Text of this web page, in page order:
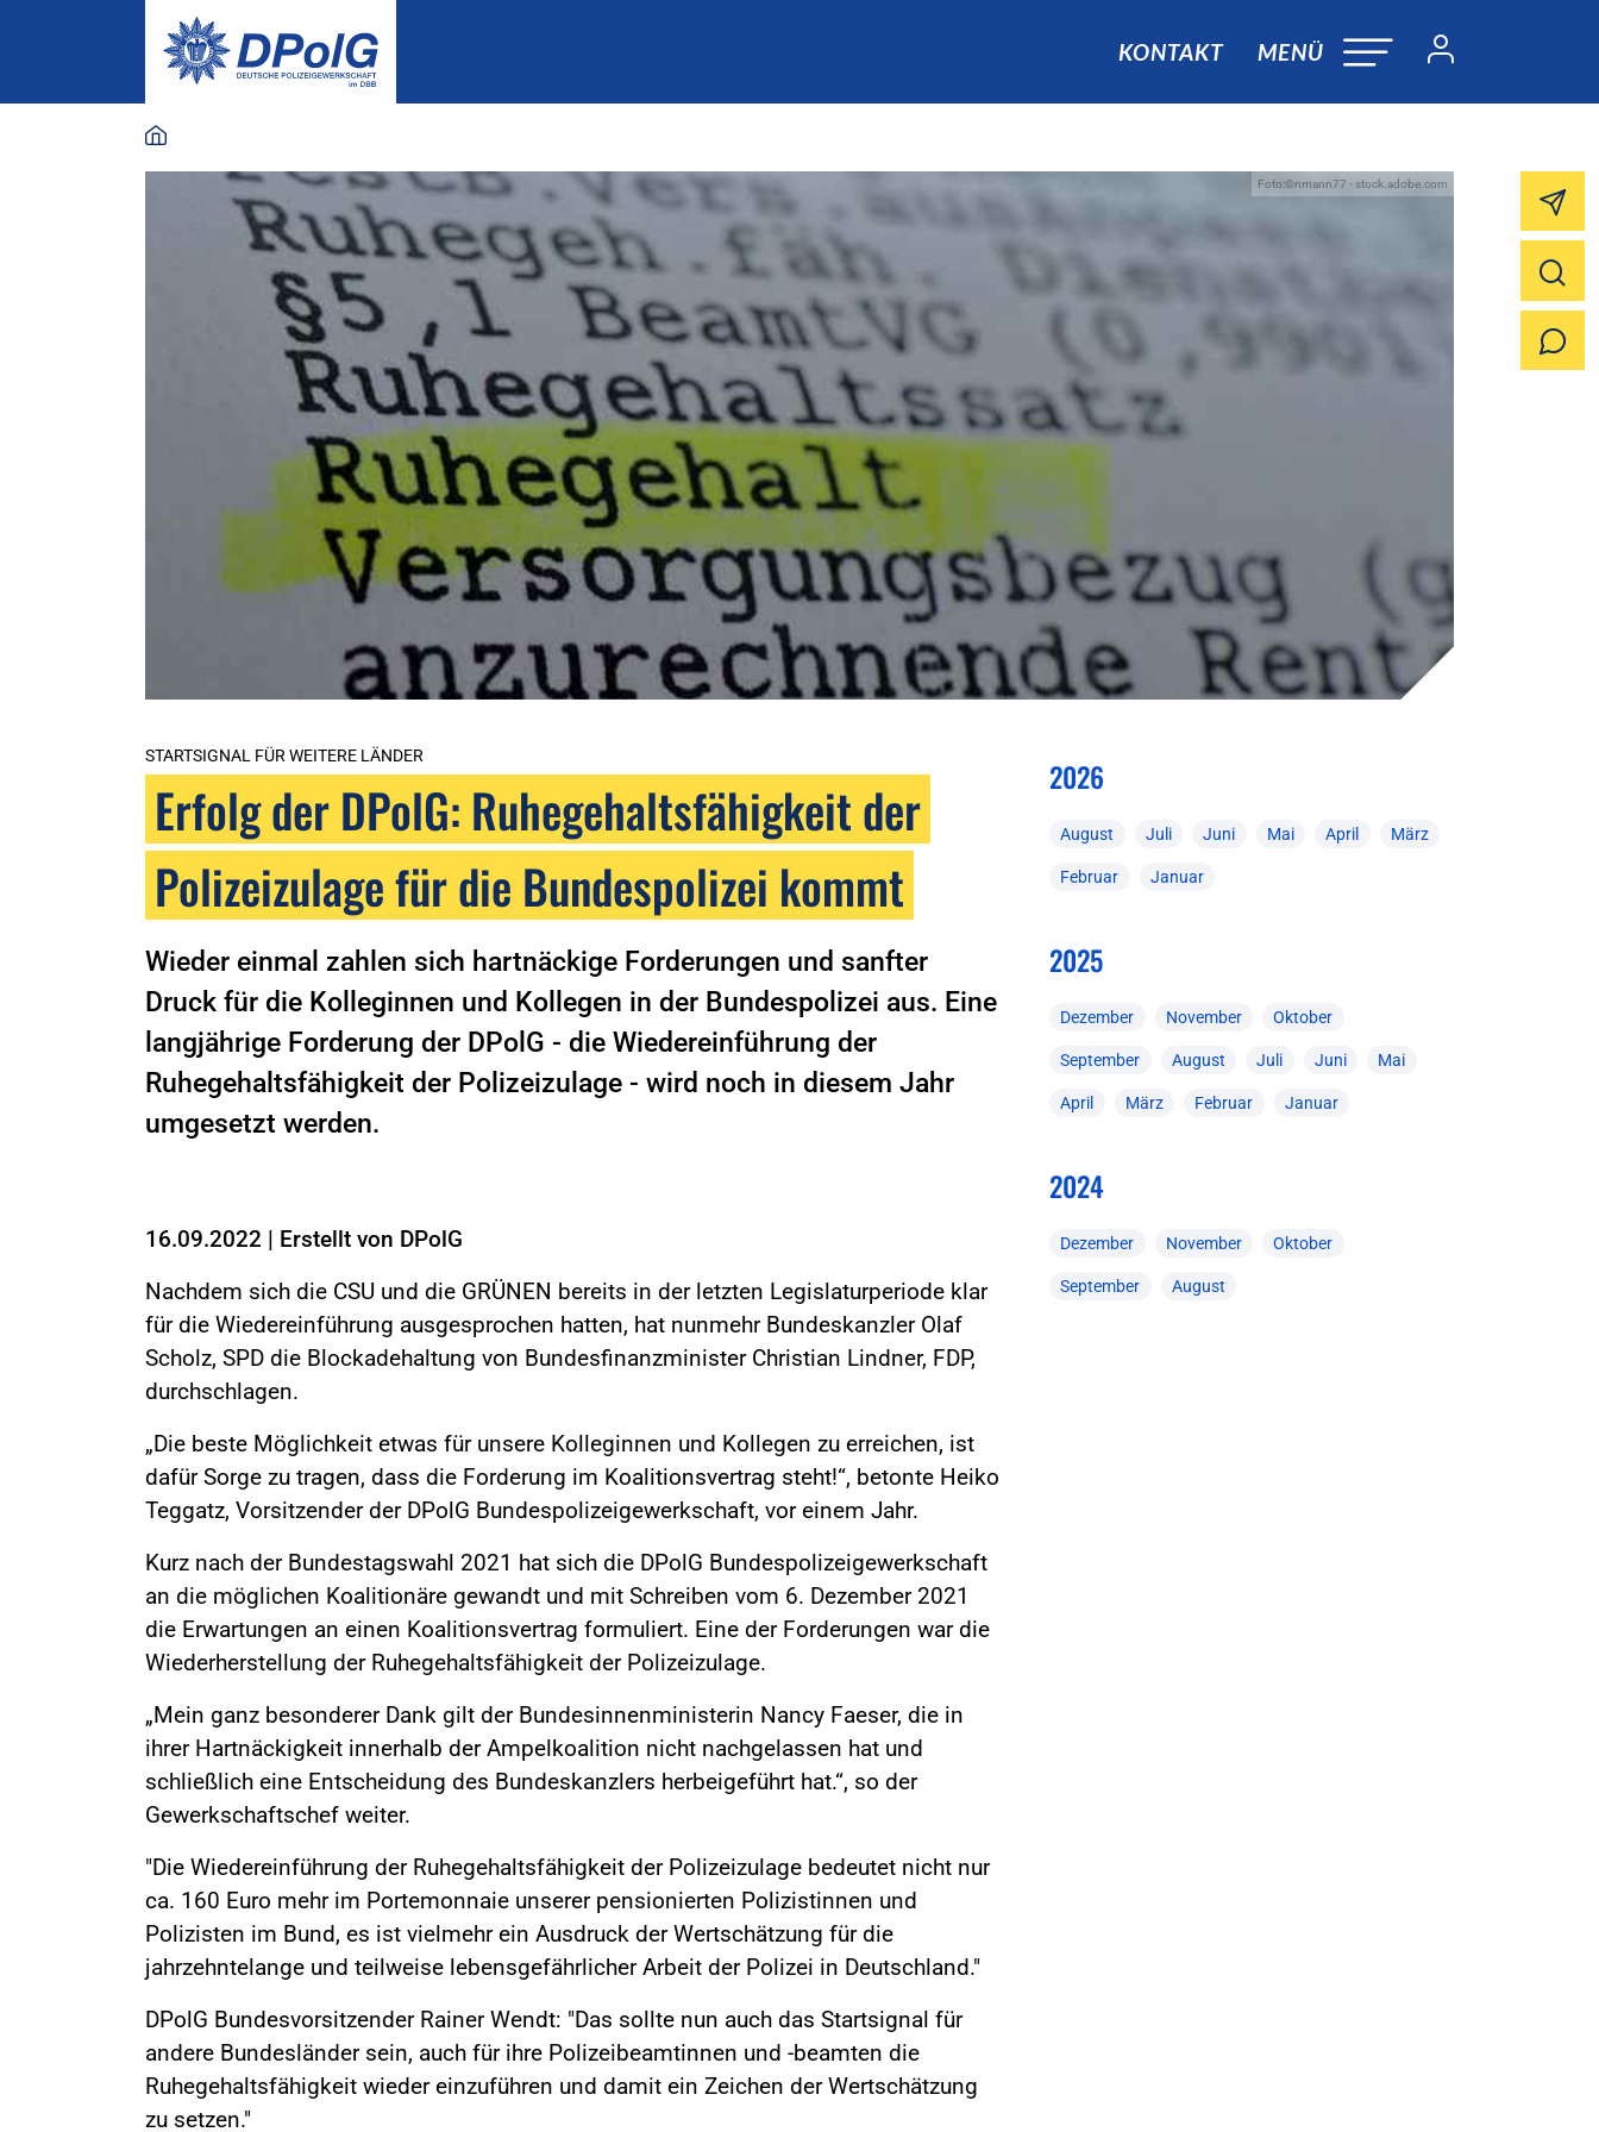
KONTAKT MENÜ
Foto:©nmann77 - stock.adobe.com
STARTSIGNAL FÜR WEITERE LÄNDER
Erfolg der DPolG: Ruhegehaltsfähigkeit der
Polizeizulage für die Bundespolizei kommt
Wieder einmal zahlen sich hartnäckige Forderungen und sanfter
Druck für die Kolleginnen und Kollegen in der Bundespolizei aus. Eine
langjährige Forderung der DPolG - die Wiedereinführung der
Ruhegehaltsfähigkeit der Polizeizulage - wird noch in diesem Jahr
umgesetzt werden.
16.09.2022 | Erstellt von DPolG
Nachdem sich die CSU und die GRÜNEN bereits in der letzten Legislaturperiode klar
für die Wiedereinführung ausgesprochen hatten, hat nunmehr Bundeskanzler Olaf
Scholz, SPD die Blockadehaltung von Bundesfinanzminister Christian Lindner, FDP,
durchschlagen.
„Die beste Möglichkeit etwas für unsere Kolleginnen und Kollegen zu erreichen, ist
dafür Sorge zu tragen, dass die Forderung im Koalitionsvertrag steht!“, betonte Heiko
Teggatz, Vorsitzender der DPolG Bundespolizeigewerkschaft, vor einem Jahr.
Kurz nach der Bundestagswahl 2021 hat sich die DPolG Bundespolizeigewerkschaft
an die möglichen Koalitionäre gewandt und mit Schreiben vom 6. Dezember 2021
die Erwartungen an einen Koalitionsvertrag formuliert. Eine der Forderungen war die
Wiederherstellung der Ruhegehaltsfähigkeit der Polizeizulage.
„Mein ganz besonderer Dank gilt der Bundesinnenministerin Nancy Faeser, die in
ihrer Hartnäckigkeit innerhalb der Ampelkoalition nicht nachgelassen hat und
schließlich eine Entscheidung des Bundeskanzlers herbeigeführt hat.“, so der
Gewerkschaftschef weiter.
"Die Wiedereinführung der Ruhegehaltsfähigkeit der Polizeizulage bedeutet nicht nur
ca. 160 Euro mehr im Portemonnaie unserer pensionierten Polizistinnen und
Polizisten im Bund, es ist vielmehr ein Ausdruck der Wertschätzung für die
jahrzehntelange und teilweise lebensgefährlicher Arbeit der Polizei in Deutschland."
DPolG Bundesvorsitzender Rainer Wendt: "Das sollte nun auch das Startsignal für
andere Bundesländer sein, auch für ihre Polizeibeamtinnen und -beamten die
Ruhegehaltsfähigkeit wieder einzuführen und damit ein Zeichen der Wertschätzung
zu setzen."
2026
August Juli Juni Mai April März
Februar Januar
2025
Dezember November Oktober
September August Juli Juni Mai
April März Februar Januar
2024
Dezember November Oktober
September August